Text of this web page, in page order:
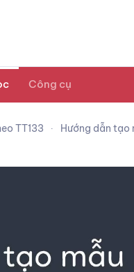
Công cụ
TT133 Hướng dẫn tạo